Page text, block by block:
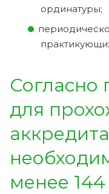
ординатуры;
для
менее